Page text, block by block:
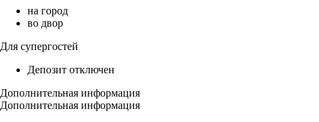
на город
во двор
Для супергостей
Депозит отключен
Дополнительная информация
Дополнительная информация